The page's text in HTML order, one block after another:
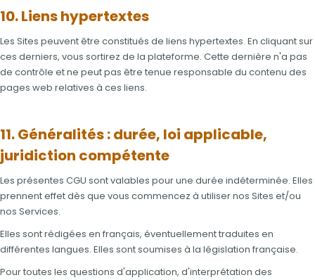
10. Liens hypertextes
Les Sites peuvent être constitués de liens hypertextes. En cliquant sur
ces derniers, vous sortirez de la plateforme. Cette dernière n'a pas
de contrôle et ne peut pas être tenue responsable du contenu des
pages web relatives à ces liens.
11. Généralités : durée, loi applicable,
juridiction compétente
Les présentes CGU sont valables pour une durée indéterminée. Elles
prennent effet dès que vous commencez à utiliser nos Sites et/ou
nos Services.
Elles sont rédigées en français, éventuellement traduites en
différentes langues. Elles sont soumises à la législation française.
Pour toutes les questions d'application, d'interprétation des